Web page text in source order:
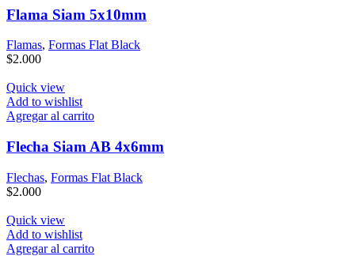
Flama Siam 5x10mm
Flamas, Formas Flat Black
$2.000
Quick view
Add to wishlist
Agregar al carrito
Flecha Siam AB 4x6mm
Flechas, Formas Flat Black
$2.000
Quick view
Add to wishlist
Agregar al carrito